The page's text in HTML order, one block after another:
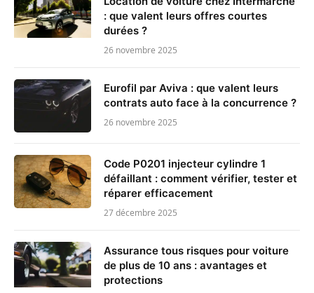
: que valent leurs offres courtes
durées ?
26 novembre 2025
Eurofil par Aviva : que valent leurs
contrats auto face à la concurrence ?
26 novembre 2025
Code P0201 injecteur cylindre 1
défaillant : comment vérifier, tester et
réparer efficacement
27 décembre 2025
Assurance tous risques pour voiture
de plus de 10 ans : avantages et
protections